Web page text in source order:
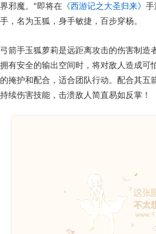
界邪魔。"即将在 《西游记之大圣归来》 手
手，名为玉狐，身手敏捷，百步穿杨。
弓箭手玉狐萝莉是远距离攻击的伤害制造
拥有安全的输出空间时，将对敌人造成可
的掩护和配合，适合团队行动。配合其五
持续伤害技能，击溃敌人简直易如反掌！